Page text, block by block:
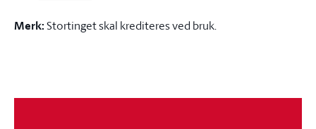
Merk:Stortinget skal krediteres ved bruk.